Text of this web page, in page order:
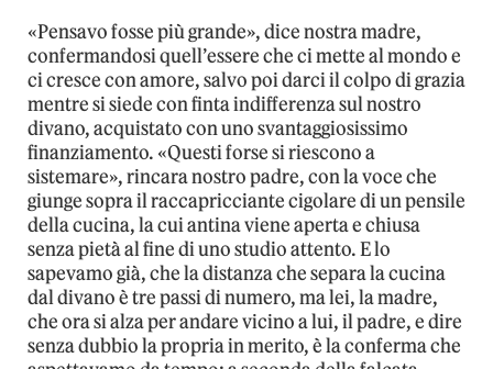
«Pensavo fosse più grande», dice nostra madre,
confermandosi quell’essere che ci mette al mondo e
ci cresce con amore, salvo poi darci il colpo di grazia
mentre si siede con finta indifferenza sul nostro
divano, acquistato con uno svantaggiosissimo
finanziamento. «Questi forse si riescono a
sistemare», rincara nostro padre, con la voce che
giunge sopra il raccapricciante cigolare di un pensile
della cucina, la cui antina viene aperta e chiusa
senza pietà al fine di uno studio attento. E lo
sapevamo già, che la distanza che separa la cucina
dal divano è tre passi di numero, ma lei, la madre,
che ora si alza per andare vicino a lui, il padre, e dire
senza dubbio la propria in merito, è la conferma che